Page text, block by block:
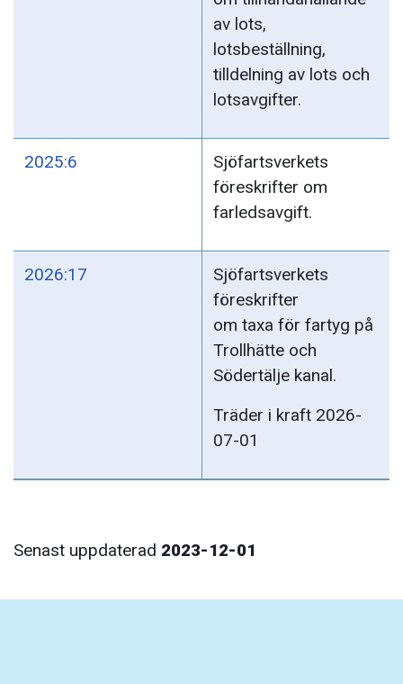
av lots,
lotsbeställning,
tilldelning av lots och
lotsavgifter.
2025:6
Sjöfartsverkets
föreskrifter om
farledsavgift.
2026:17
Sjöfartsverkets
föreskrifter
om taxa för fartyg på
Trollhätte och
Södertälje kanal.
Träder i kraft 2026-
07-01
Senast uppdaterad 2023-12-01